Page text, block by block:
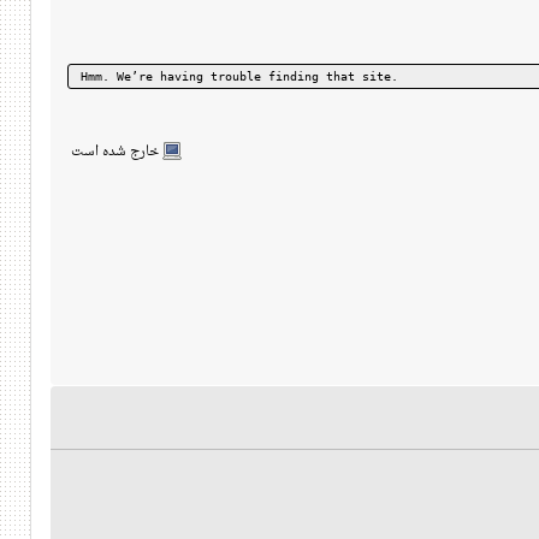
Hmm. We’re having trouble finding that site.
خارج شده است